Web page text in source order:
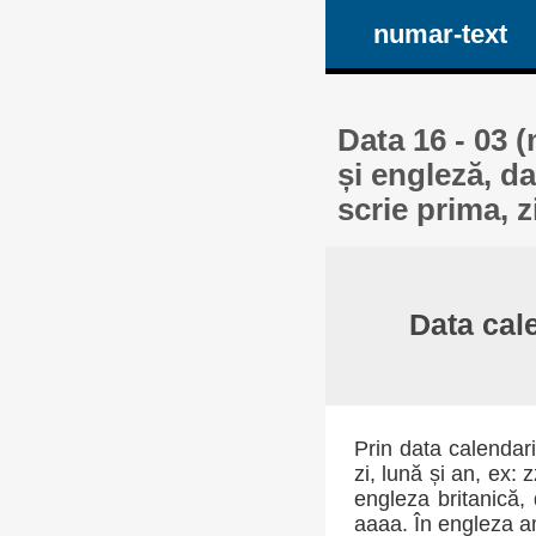
numar-text
Data 16 - 03
și engleză,
scrie prima,
Data
Prin data
zi, lună și an, ex:
engleza
aaaa. În engleza